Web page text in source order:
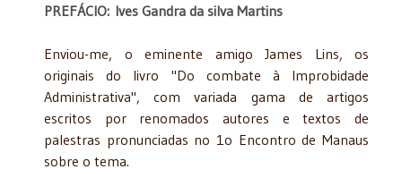
PREFÁCIO: Ives Gandra da silva Martins
Enviou-me, o eminente amigo James Lins, os
originais do livro "Do combate à Improbidade
Administrativa", com variada gama de artigos
escritos por renomados autores e textos de
palestras pronunciadas no 1o Encontro de Manaus
sobre o tema.